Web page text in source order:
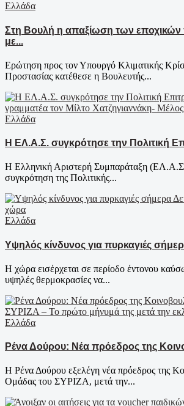
Ελλάδα
Στη Βουλή η απαξίωση των
με...
Ερώτηση προς τον Υπουργό Κλιματικής
Προστασίας κατέθεσε η Βουλευτής...
Ελλάδα
Η ΕΛ.Α.Σ. συγκρότησε την Πολιτική
Η Ελληνική Αριστερή Συμπαράταξη
συγκρότηση της Πολιτικής...
Ελλάδα
Υψηλός κίνδυνος για πυρκαγιές
Η χώρα εισέρχεται σε περίοδο έντονου
υψηλές θερμοκρασίες να...
Ελλάδα
Ρένα Δούρου: Νέα πρόεδρος της
Η Ρένα Δούρου εξελέγη νέα πρόεδρος της
Ομάδας του ΣΥΡΙΖΑ, μετά την...